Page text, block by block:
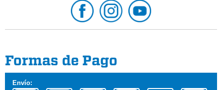
Formas de Pago
Envío: